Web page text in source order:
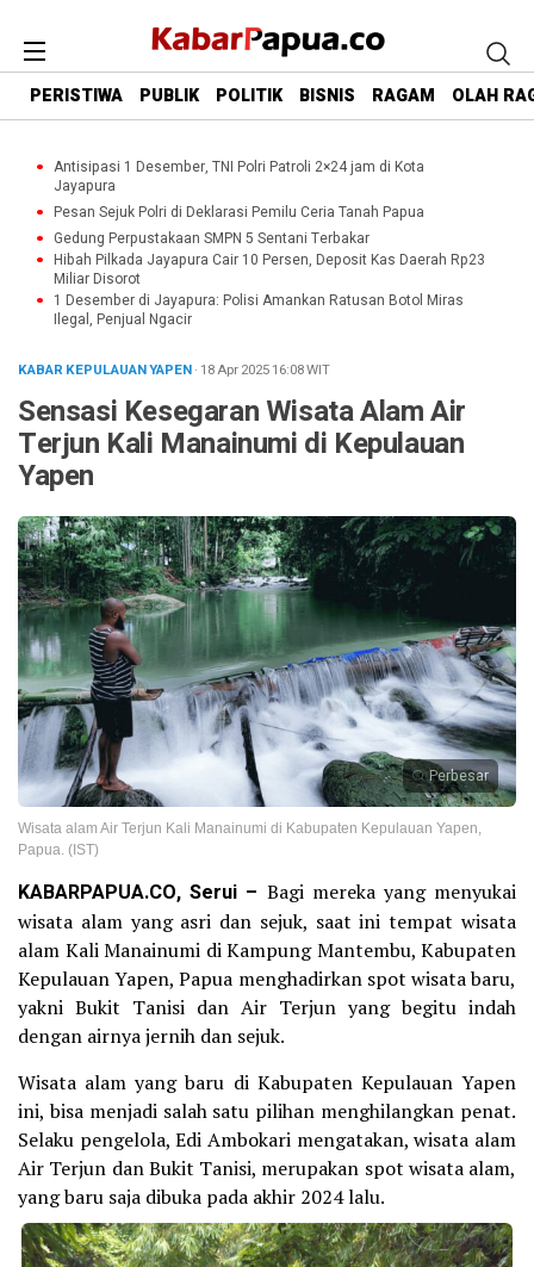
PERISTIWA PUBLIK POLITIK BISNIS RAGAM OLAH
Antisipasi 1 Desember, TNI Polri Patroli 2×24 jam di Kota
Jayapura
Pesan Sejuk Polri di Deklarasi Pemilu Ceria Tanah Papua
Gedung Perpustakaan SMPN 5 Sentani Terbakar
Hibah Pilkada Jayapura Cair 10 Persen, Deposit Kas Daerah Rp23
Miliar Disorot
1 Desember di Jayapura: Polisi Amankan Ratusan Botol Miras
Ilegal, Penjual Ngacir
KABAR KEPULAUAN YAPEN· 18 Apr 202516:08WIT
Sensasi Kesegaran Wisata Alam Air
Terjun Kali Manainumi di Kepulauan
Yapen
Perbesar
Wisata alam Air Terjun Kali Manainumi di Kabupaten Kepulauan Yapen,
Papua. (IST)
KABARPAPUA.CO, Serui – Bagi mereka yang menyukai
wisata alam yang asri dan sejuk, saat ini tempat wisata
alam Kali Manainumi di Kampung Mantembu, Kabupaten
Kepulauan Yapen, Papua menghadirkan spot wisata baru,
yakni Bukit Tanisi dan Air Terjun yang begitu indah
dengan airnya jernih dan sejuk.
Wisata alam yang baru di Kabupaten Kepulauan Yapen
ini, bisa menjadi salah satu pilihan menghilangkan penat.
Selaku pengelola, Edi Ambokari mengatakan, wisata alam
Air Terjun dan Bukit Tanisi, merupakan spot wisata alam,
yang baru saja dibuka pada akhir 2024 lalu.